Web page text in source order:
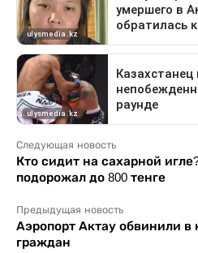
Следующая новость
Кто сидит на сахарной
подорожал до 800 тенге
Предыдущая новость
Аэропорт Актау обвинили в
граждан